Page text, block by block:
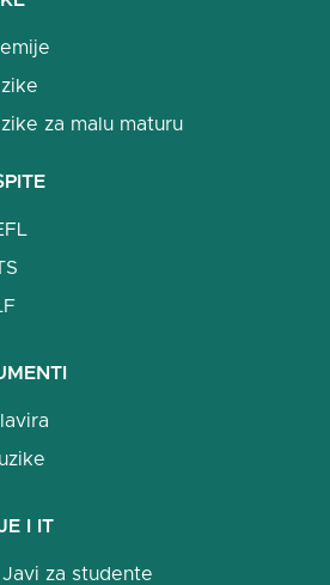
za malu maturu
I IT
za studente